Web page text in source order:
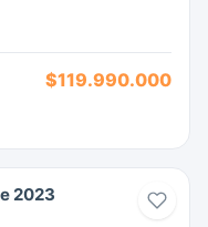
$119.990.000
2023